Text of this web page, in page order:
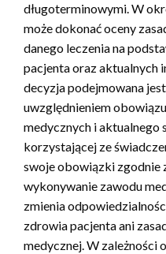
długoterminowymi. W
może dokonać oceny
danego leczenia na
pacjenta oraz aktualnych
decyzja podejmowana
uwzględnieniem
medycznych i aktualnego
korzystającej ze
swoje obowiązki zgodnie
wykonywanie zawodu
zmienia
zdrowia pacjenta ani
medycznej. W zależności